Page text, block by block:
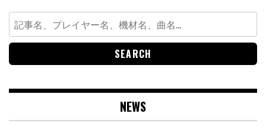
Search
for:
NEWS